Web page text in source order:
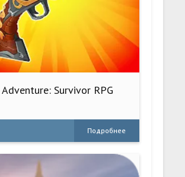
Survivor RPG
Подробнее